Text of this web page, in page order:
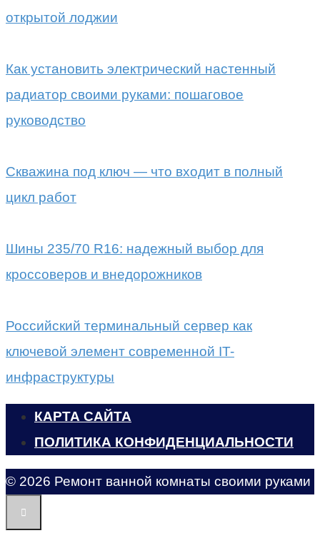
открытой лоджии
Как установить электрический настенный
радиатор своими руками: пошаговое
руководство
Скважина под ключ — что входит в полный
цикл работ
Шины 235/70 R16: надежный выбор для
кроссоверов и внедорожников
Российский терминальный сервер как
ключевой элемент современной IT-
инфраструктуры
КАРТА САЙТА
ПОЛИТИКА КОНФИДЕНЦИАЛЬНОСТИ
© 2026 Ремонт ванной комнаты своими руками